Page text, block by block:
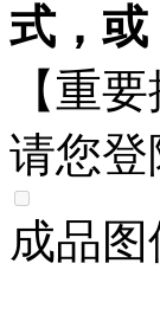
式，或
【重
请您
成品